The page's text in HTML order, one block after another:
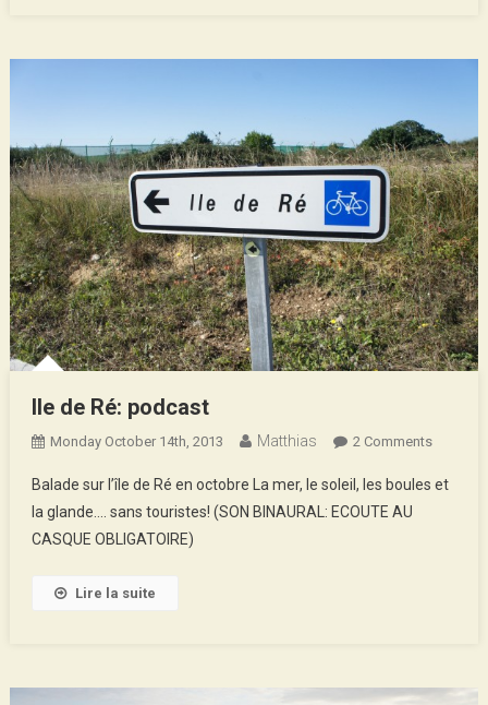
Ile de Ré: podcast
Monday October 14th, 2013 Matthias 2 CommentsOn
De
Balade sur l’île de Ré en octobre La mer, le soleil, les boules et
la glande…. sans touristes! (SON BINAURAL: ECOUTE AU
CASQUE OBLIGATOIRE)
Lire la suite